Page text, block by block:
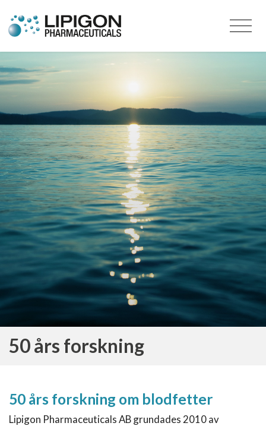
50 års forskning
50 års forskning om blodfetter
Lipigon Pharmaceuticals AB grundades 2010 av